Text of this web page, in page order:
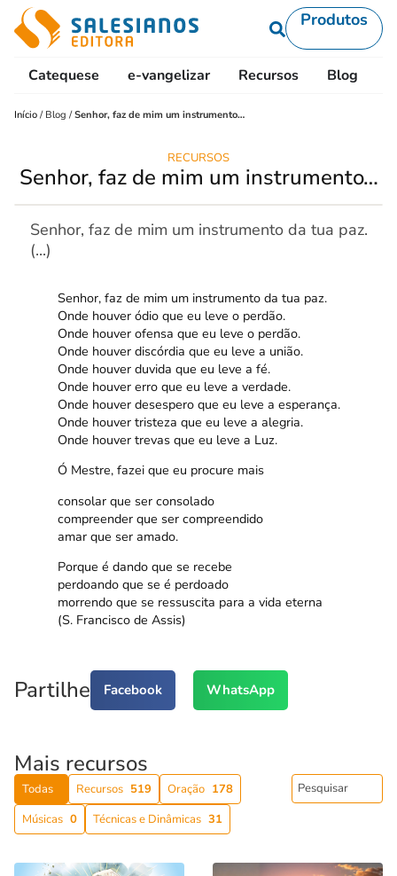
Produtos
Catequese e-vangelizar Recursos Blog
Início / Blog /Senhor, faz de mim um instrumento…
RECURSOS
Senhor, faz de mim um instrumento…
Senhor, faz de mim um instrumento da tua paz.
(...)
Senhor, faz de mim um instrumento da tua paz.
Onde houver ódio que eu leve o perdão.
Onde houver ofensa que eu leve o perdão.
Onde houver discórdia que eu leve a união.
Onde houver duvida que eu leve a fé.
Onde houver erro que eu leve a verdade.
Onde houver desespero que eu leve a esperança.
Onde houver tristeza que eu leve a alegria.
Onde houver trevas que eu leve a Luz.
Ó Mestre, fazei que eu procure mais
consolar que ser consolado
compreender que ser compreendido
amar que ser amado.
Porque é dando que se recebe
perdoando que se é perdoado
morrendo que se ressuscita para a vida eterna
(S. Francisco de Assis)
Partilhe Facebook WhatsApp
Mais recursos
Todas Recursos 519 Oração 178
Músicas 0 Técnicas e Dinâmicas 31